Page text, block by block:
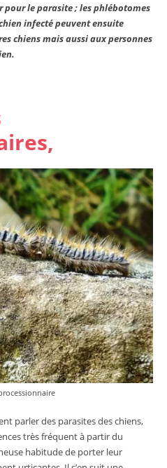
le parasite ; les phlébotomes
infecté peuvent ensuite
chiens mais aussi aux personnes
parler des parasites des chiens,
très fréquent à partir du
habitude de porter leur